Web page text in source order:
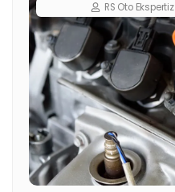
RS Oto Ekspertiz